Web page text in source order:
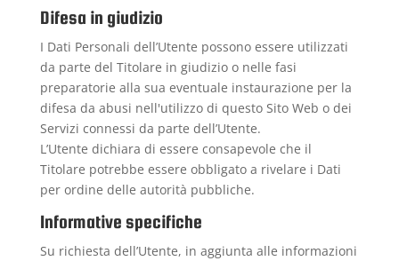
Difesa in giudizio
I Dati Personali dell’Utente possono essere utilizzati
da parte del Titolare in giudizio o nelle fasi
preparatorie alla sua eventuale instaurazione per la
difesa da abusi nell'utilizzo di questo Sito Web o dei
Servizi connessi da parte dell’Utente.
L’Utente dichiara di essere consapevole che il
Titolare potrebbe essere obbligato a rivelare i Dati
per ordine delle autorità pubbliche.
Informative specifiche
Su richiesta dell’Utente, in aggiunta alle informazioni